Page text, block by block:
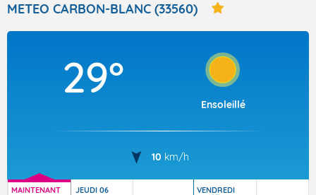
Articles
METEO CARBON-BLANC (33560)
29°
Ensoleillé
10 km/h
MAINTENANT JEUDI 06 VENDREDI